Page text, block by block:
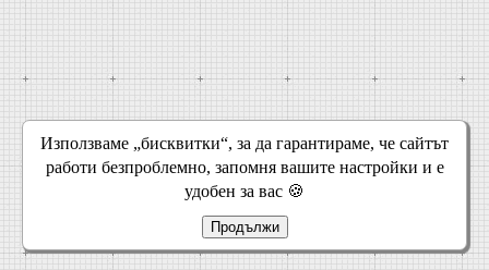
Използваме „бисквитки“, за да гарантираме, че сайтът
работи безпроблемно, запомня вашите настройки и е
удобен за вас 🍪
Продължи